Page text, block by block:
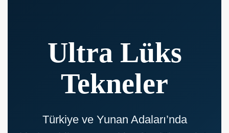
Ultra Lüks
Tekneler
Türkiye ve Yunan Adaları’nda